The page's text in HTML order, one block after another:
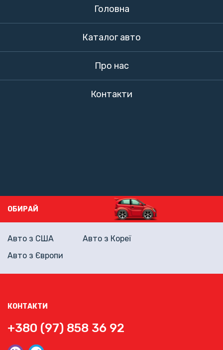
Головна
Каталог авто
Про нас
Контакти
КОНТАКТИ
+380 (97) 858 36 92
ОБИРАЙ
Авто з США
Авто з Кореї
Авто з Європи